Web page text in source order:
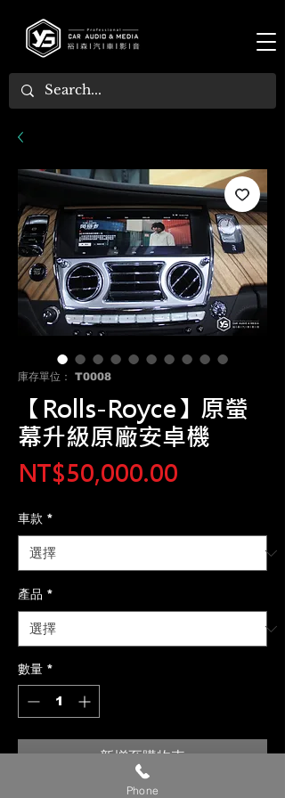
庫存單位： T0008
【Rolls-Royce】原螢
幕升級原廠安卓機
NT$50,000.00
車款 *
產品 *
數量 *
新增至購物車
Phone